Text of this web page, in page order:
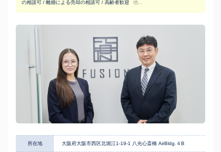
の相談可 / 離婚による売却の相談可 / 高齢者歓迎
他...
所在地 大阪府大阪市西区北堀江1-19-1 八光心斎橋 AirBldg.４B